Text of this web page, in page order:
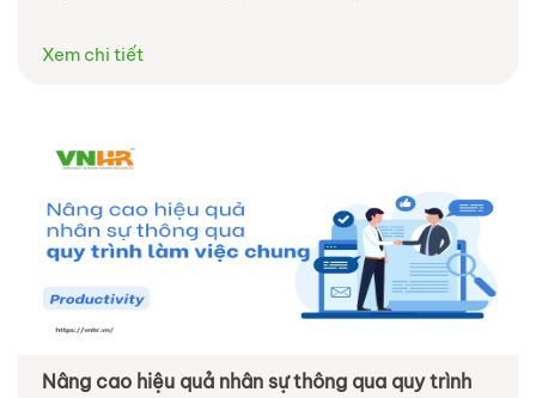
Xem chi tiết
Nâng cao hiệu quả nhân sự thông qua quy trình